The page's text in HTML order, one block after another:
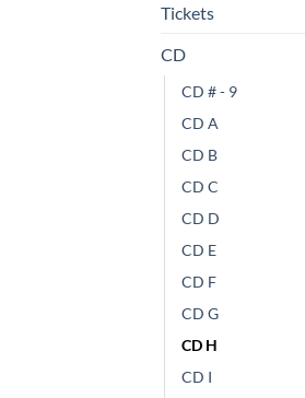
Tickets
CD
CD # - 9
CD A
CD B
CD C
CD D
CD E
CD F
CD G
CD H
CD I